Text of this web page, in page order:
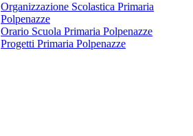
Organizzazione Scolastica Primaria
Polpenazze
Orario Scuola Primaria Polpenazze
Progetti Primaria Polpenazze